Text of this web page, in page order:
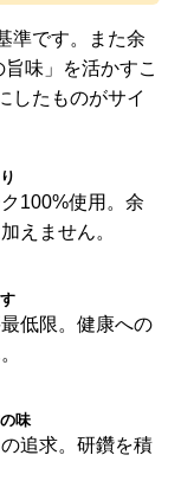
準です。また余
味」を活かすこ
したものがサイ
100%使用。余
えません。
低限。健康への
味
追求。研鑽を積